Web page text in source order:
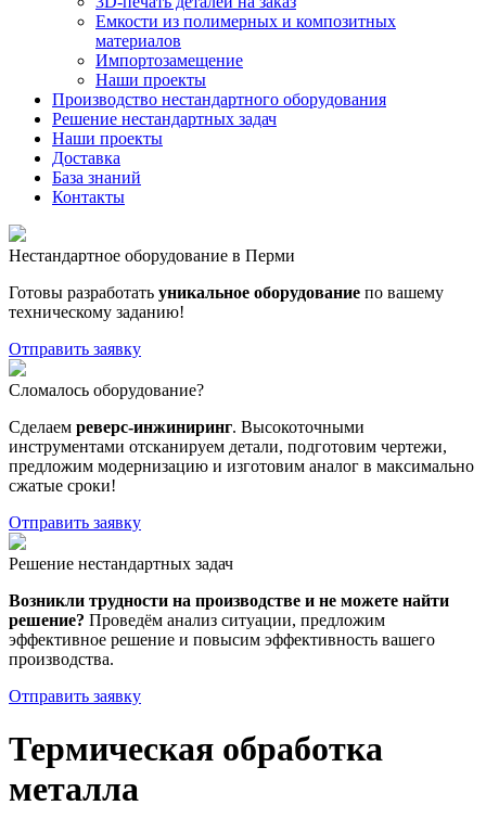
Емкости из полимерных и композитных
материалов
Импортозамещение
Наши проекты
Производство нестандартного оборудования
Решение нестандартных задач
Наши проекты
Доставка
База знаний
Контакты
Нестандартное оборудование в Перми
Готовы разработать уникальное оборудование по вашему
техническому заданию!
Отправить заявку
Сломалось оборудование?
Сделаем реверс-инжиниринг. Высокоточными
инструментами отсканируем детали, подготовим чертежи,
предложим модернизацию и изготовим аналог в максимально
сжатые сроки!
Отправить заявку
Решение нестандартных задач
Возникли трудности на производстве и не можете найти
решение? Проведём анализ ситуации, предложим
эффективное решение и повысим эффективность вашего
производства.
Отправить заявку
Термическая обработка
металла